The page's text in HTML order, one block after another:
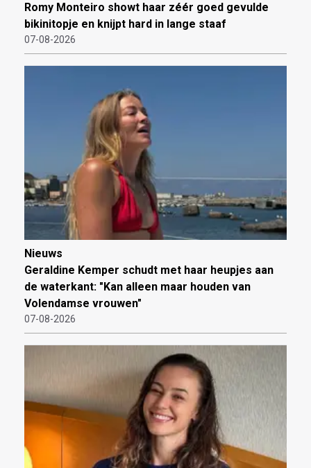
Romy Monteiro showt haar zéér goed gevulde
bikinitopje en knijpt hard in lange staaf
07-08-2026
Nieuws
Geraldine Kemper schudt met haar heupjes aan
de waterkant: "Kan alleen maar houden van
Volendamse vrouwen"
07-08-2026